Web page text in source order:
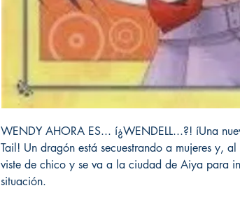
WENDY AHORA ES... í¿WENDELL...?! íUna
Tail! Un dragón está secuestrando a mujeres y,
viste de chico y se va a la ciudad de Aiya para
situación.